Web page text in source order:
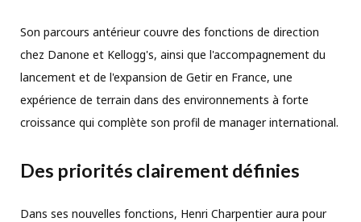
Son parcours antérieur couvre des fonctions de direction
chez Danone et Kellogg's, ainsi que l'accompagnement du
lancement et de l'expansion de Getir en France, une
expérience de terrain dans des environnements à forte
croissance qui complète son profil de manager international.
Des priorités clairement définies
Dans ses nouvelles fonctions, Henri Charpentier aura pour